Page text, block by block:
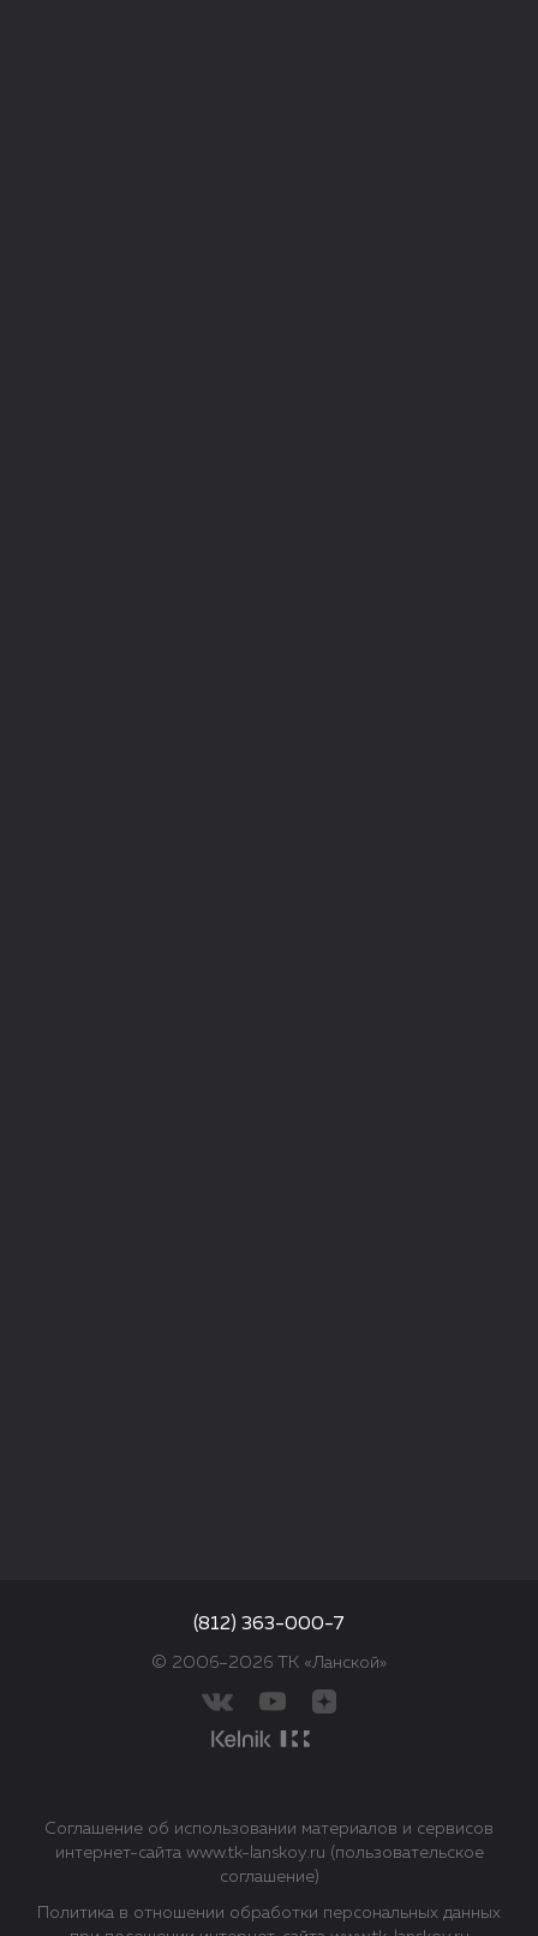
© 2006–2026 ТК «Ланской»
(812) 363-000-7
Политика в отношении обработки персональных данных
Соглашение об использовании материалов и сервисов
интернет-сайта www.tk-lanskoy.ru (пользовательское
соглашение)